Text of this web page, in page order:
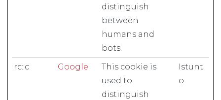
distinguish
between
humans and
bots.
rc::c
Google
This cookie is
used to
distinguish
Istunt
o